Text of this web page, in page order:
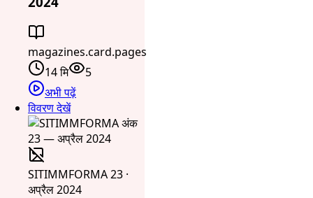
magazines.card.pages
14 मि
5
अभी पढ़ें
विवरण देखें
SITIMMFORMA 23 ·
अप्रैल 2024